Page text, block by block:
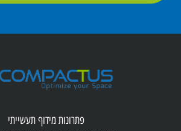
פתרונות מידוף תעשייתי